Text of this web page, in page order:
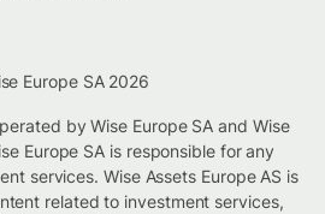
Europe SA 2026
by Wise Europe SA and Wise
Europe SA is responsible for any
services. Wise Assets Europe AS is
related to investment services,